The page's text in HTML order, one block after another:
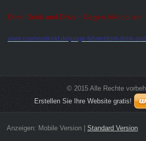
Don't Drink and Drive - Gegen Alkohol am
www.cosmosdirekt.de/junge-fahrer/dont-drink-
© 2015 Alle Rechte
Erstellen Sie Ihre Website gratis!
Anzeigen: Mobile Version| Standard Version